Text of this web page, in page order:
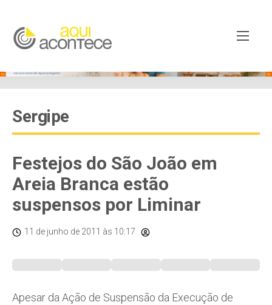
Sergipe
Festejos do São João em
Areia Branca estão
suspensos por Liminar
11 de junho de 2011 às 10:17
Apesar da Ação de Suspensão da Execução de